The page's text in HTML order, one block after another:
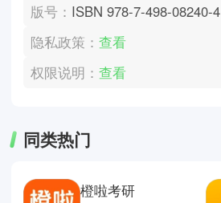
版号： ISBN 978-7-498-08240-4
隐私政策：查看
权限说明：查看
同类热门
橙啦考研